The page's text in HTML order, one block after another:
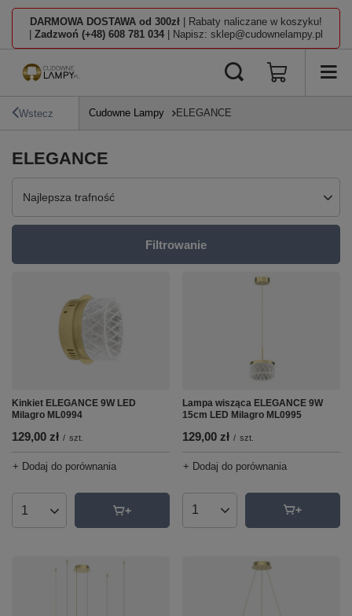
DARMOWA DOSTAWA od 300zł | Rabaty naliczane w koszyku!
Zadzwoń (+48) 608 781 034 | Napisz: sklep@cudownelampy.pl
Wstecz Cudowne Lampy ELEGANCE
ELEGANCE
Zmień sortowanie
Najlepsza trafność
Filtrowanie
Kinkiet ELEGANCE 9W LED
Milagro ML0994
129,00 zł / szt.
+ Dodaj do porównania
Ilość produktów
Lampa wisząca ELEGANCE 9W
15cm LED Milagro ML0995
129,00 zł / szt.
+ Dodaj do porównania
Ilość produktów